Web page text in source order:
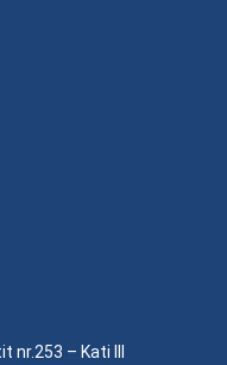
nr.253 – Kati III